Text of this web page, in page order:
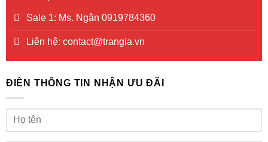
Sale 1: Ms. Ngân 0919784360
Liên hệ: contact@trangia.vn
ĐIỀN THÔNG TIN NHẬN ƯU ĐÃI